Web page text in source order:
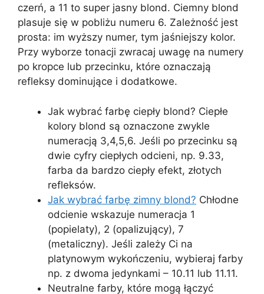
czerń, a 11 to super jasny blond. Ciemny blond
plasuje się w pobliżu numeru 6. Zależność jest
prosta: im wyższy numer, tym jaśniejszy kolor.
Przy wyborze tonacji zwracaj uwagę na numery
po kropce lub przecinku, które oznaczają
refleksy dominujące i dodatkowe.
Jak wybrać farbę ciepły blond? Ciepłe
kolory blond są oznaczone zwykle
numeracją 3,4,5,6. Jeśli po przecinku są
dwie cyfry ciepłych odcieni, np. 9.33,
farba da bardzo ciepły efekt, złotych
refleksów.
Jak wybrać farbę zimny blond? Chłodne
odcienie wskazuje numeracja 1
(popielaty), 2 (opalizujący), 7
(metaliczny). Jeśli zależy Ci na
platynowym wykończeniu, wybieraj farby
np. z dwoma jedynkami – 10.11 lub 11.11.
Neutralne farby, które mogą łączyć